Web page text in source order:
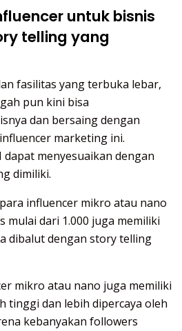
untuk bisnis
telling yang
fasilitas yang terbuka lebar,
pun kini bisa
dan bersaing dengan
marketing ini.
menyesuaikan dengan
dimiliki.
influencer mikro atau nano
mulai dari 1.000 juga memiliki
dibalut dengan story telling
mikro atau nano juga memiliki
tinggi dan lebih dipercaya oleh
kebanyakan followers